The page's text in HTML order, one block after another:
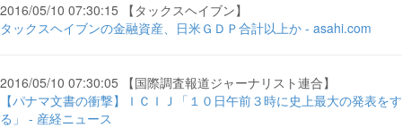
2016/05/10 07:30:15 【タックスヘイブン】
タックスヘイブンの金融資産、日米ＧＤＰ合計以上か - asahi.com
2016/05/10 07:30:05 【国際調査報道ジャーナリスト連合】
【パナマ文書の衝撃】ＩＣＩＪ「１０日午前３時に史上最大の発表をす
る」 - 産経ニュース